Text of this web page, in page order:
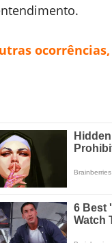
ocorrências,